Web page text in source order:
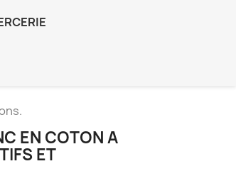
EN COTON A
ET